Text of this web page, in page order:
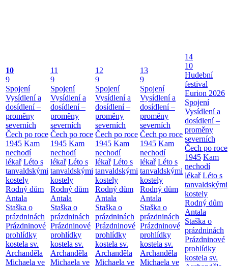
10
9
Spojení
Vysídlení a
dosídlení –
proměny
severních
Čech po roce
1945 Kam
nechodí
lékař Léto s
tanvaldskými
kostely
Rodný dům
Antala
Staška o
prázdninách
Prázdninové
prohlídky
kostela sv.
Archanděla
Michaela ve
11
9
Spojení
Vysídlení a
dosídlení –
proměny
severních
Čech po roce
1945 Kam
nechodí
lékař Léto s
tanvaldskými
kostely
Rodný dům
Antala
Staška o
prázdninách
Prázdninové
prohlídky
kostela sv.
Archanděla
Michaela ve
12
9
Spojení
Vysídlení a
dosídlení –
proměny
severních
Čech po roce
1945 Kam
nechodí
lékař Léto s
tanvaldskými
kostely
Rodný dům
Antala
Staška o
prázdninách
Prázdninové
prohlídky
kostela sv.
Archanděla
Michaela ve
13
9
Spojení
Vysídlení a
dosídlení –
proměny
severních
Čech po roce
1945 Kam
nechodí
lékař Léto s
tanvaldskými
kostely
Rodný dům
Antala
Staška o
prázdninách
Prázdninové
prohlídky
kostela sv.
Archanděla
Michaela ve
14
10
Hudební
festival
Eurion 2026
Spojení
Vysídlení a
dosídlení –
proměny
severních
Čech po roce
1945 Kam
nechodí
lékař Léto s
tanvaldskými
kostely
Rodný dům
Antala
Staška o
prázdninách
Prázdninové
prohlídky
kostela sv.